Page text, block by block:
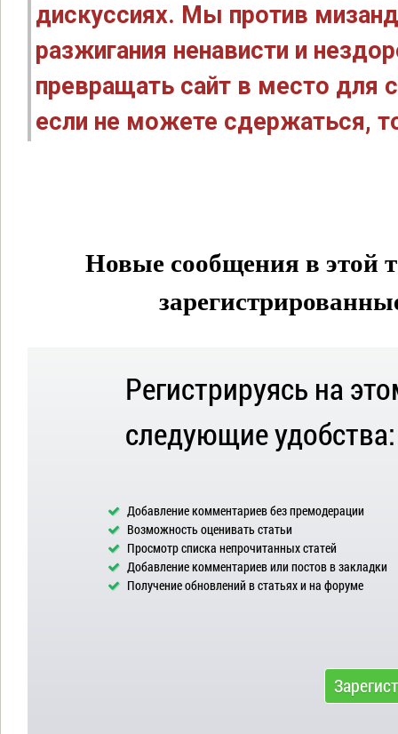
дискуссиях. Мы против
разжигания ненависти и
превращать сайт в место для
если не можете сдержаться,
Новые сообщения в этой
Регистрируясь на
следующие удобства:
Добавление комментариев без премодерации
Возможность оценивать статьи
Просмотр списка непрочитанных статей
Добавление комментариев или постов в закладки
Получение обновлений в статьях и на форуме